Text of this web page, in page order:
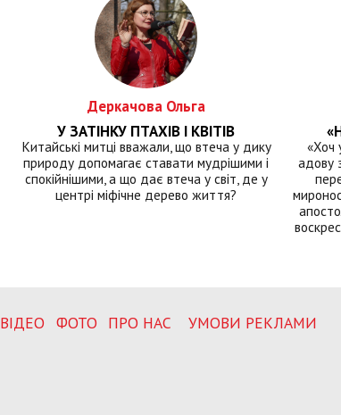
Деркачова Ольга
У ЗАТІНКУ ПТАХІВ І КВІТІВ
Китайські митці вважали, що втеча у дику
природу допомагає ставати мудрішими і
спокійнішими, а що дає втеча у світ, де у
центрі міфічне дерево життя?
«Хоч
адову
ВІДЕО ФОТО ПРО НАС УМОВИ РЕКЛАМИ